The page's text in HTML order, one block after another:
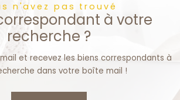
n'avez pas trouvé
à votre
recherche ?
et recevez les biens correspondants à
dans votre boîte mail !